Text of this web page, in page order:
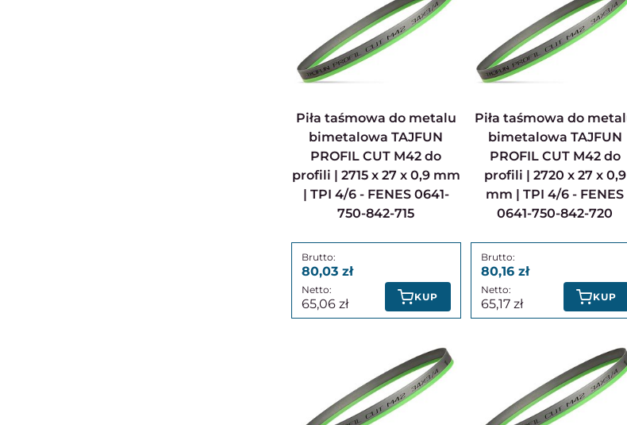
Piła taśmowa do metalu
bimetalowa TAJFUN
PROFIL CUT M42 do
profili | 2715 x 27 x 0,9 mm
| TPI 4/6 - FENES 0641-
750-842-715
80,03
65,06 KUP
Piła taśmowa do metalu
bimetalowa TAJFUN
PROFIL CUT M42 do
profili | 2720 x 27 x 0,9
mm | TPI 4/6 - FENES
0641-750-842-720
80,16
65,17 KUP